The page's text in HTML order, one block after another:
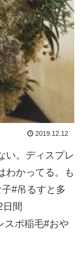
2019.12.12
い。ディスプレ
わかってる。も
#吊るすと多
間
スポ稲毛#おや